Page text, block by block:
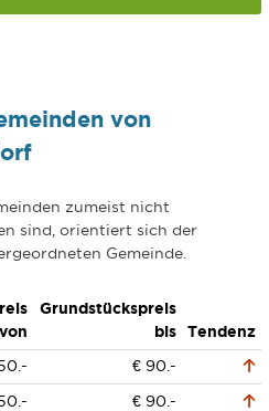
von
zumeist nicht
sind, orientiert sich der
Gemeinde.
von
Grundstückspreis
bis
Tendenz
€ 90.-
€ 90.-